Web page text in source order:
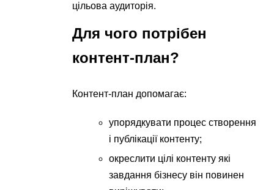
цільова аудиторія.
Для чого потрібен
контент-план?
Контент-план допомагає:
упорядкувати процес створення
і публікації контенту;
окреслити цілі контенту які
завдання бізнесу він повинен